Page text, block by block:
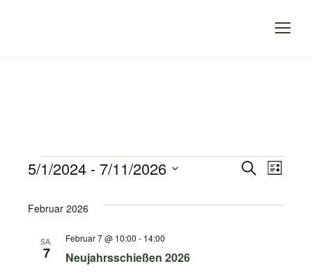
VERANSTALTUNGEN
Suche
Liste
5/1/2024 - 7/11/2026
wählen.
Februar 2026
SA.
7 Neujahrsschießen 2026
Februar 7 @ 10:00 - 14:00